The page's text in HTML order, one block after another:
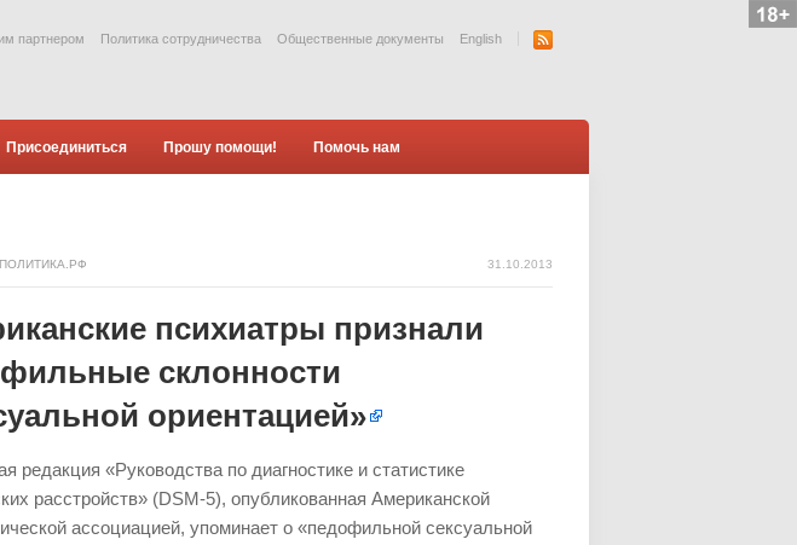
партнером Политика сотрудничества Общественные документы English
Присоединиться Прошу помощи! Помочь нам
31.10.2013
психиатры признали
склонности
ориентацией»
редакция «Руководства по диагностике и статистике
расстройств» (DSM-5), опубликованная Американской
ассоциацией, упоминает о «педофильной сексуальной